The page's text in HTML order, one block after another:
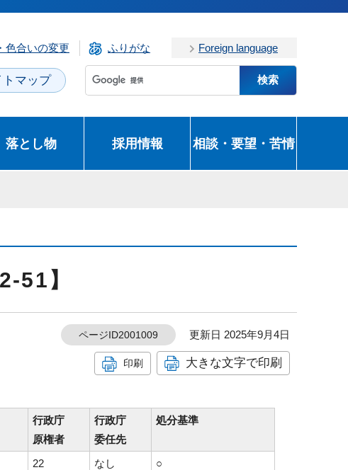
色合いの変更 ふりがな Foreign language
トマップ
落とし物 採用情報 相談・要望・苦情
51】
ページID2001009 更新日 2025年9月4日
印刷 大きな文字で印刷
行政庁
原権者
行政庁
委任先
処分基準
22 なし ○